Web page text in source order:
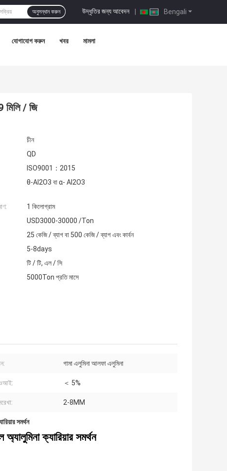
Bengali
উদ্ধৃতির জন্য আবেদন |
অনুসন্ধান করুন
যোগাযোগ করুন খবর মামলা
মিলি / জি
চীন
QD
ISO9001：2015
θ-Al2O3 বা α- Al2O3
1 কিলোগ্রাম
USD3000-30000 /Ton
25 কেজি / ব্যাগ বা 500 কেজি / ব্যাগ এবং কার্বন
5-8days
টি / টি, এল / সি
5000Ton প্রতি মাসে
গামা এলুমিনা আলফা এলুমিনা
＜ 5%
2-8MM
সমর্থন
ক্যারিয়ার সমর্থন